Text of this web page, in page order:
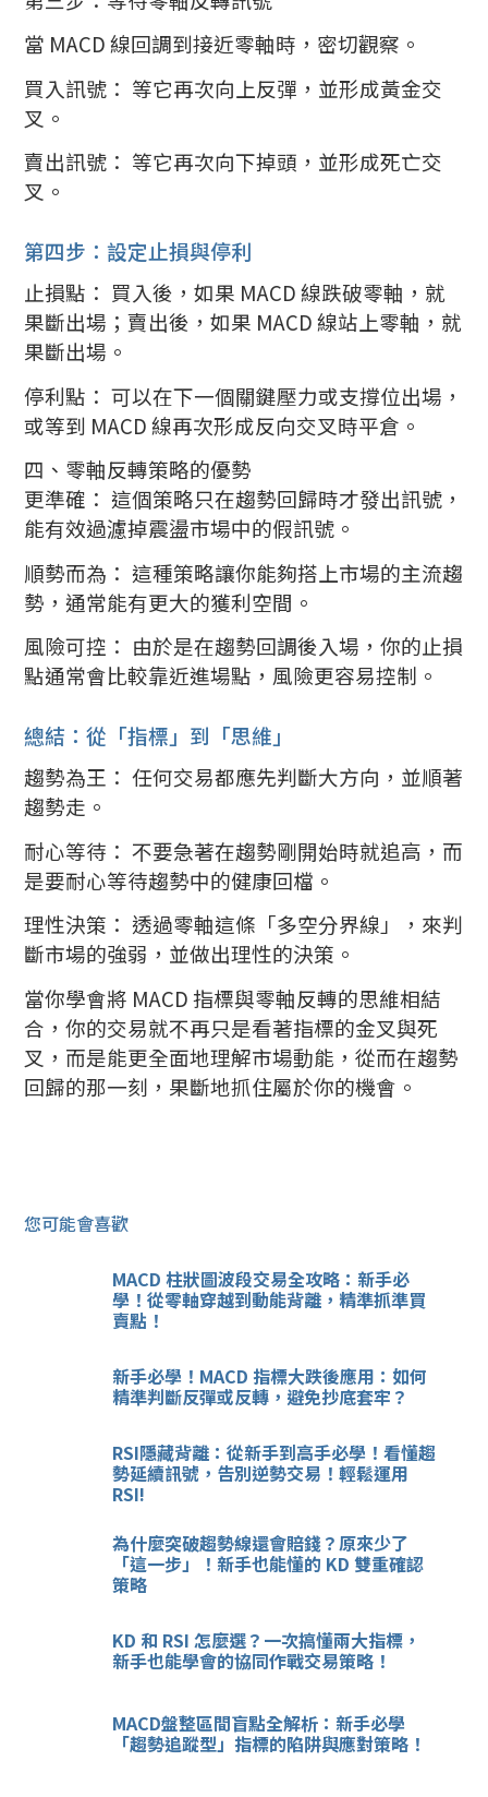
當 MACD 線回調到接近零軸時，密切觀察。
買入訊號： 等它再次向上反彈，並形成黃金交
叉。
賣出訊號： 等它再次向下掉頭，並形成死亡交
叉。
第四步：設定止損與停利
止損點： 買入後，如果 MACD 線跌破零軸，就
果斷出場；賣出後，如果 MACD 線站上零軸，就
果斷出場。
停利點： 可以在下一個關鍵壓力或支撐位出場，
或等到 MACD 線再次形成反向交叉時平倉。
四、零軸反轉策略的優勢
更準確： 這個策略只在趨勢回歸時才發出訊號，
能有效過濾掉震盪市場中的假訊號。
順勢而為： 這種策略讓你能夠搭上市場的主流趨
勢，通常能有更大的獲利空間。
風險可控： 由於是在趨勢回調後入場，你的止損
點通常會比較靠近進場點，風險更容易控制。
總結：從「指標」到「思維」
趨勢為王： 任何交易都應先判斷大方向，並順著
趨勢走。
耐心等待： 不要急著在趨勢剛開始時就追高，而
是要耐心等待趨勢中的健康回檔。
理性決策： 透過零軸這條「多空分界線」，來判
斷市場的強弱，並做出理性的決策。
當你學會將 MACD 指標與零軸反轉的思維相結
合，你的交易就不再只是看著指標的金叉與死
叉，而是能更全面地理解市場動能，從而在趨勢
回歸的那一刻，果斷地抓住屬於你的機會。
您可能會喜歡
MACD 柱狀圖波段交易全攻略：新手必
學！從零軸穿越到動能背離，精準抓準買
賣點！
新手必學！MACD 指標大跌後應用：如何
精準判斷反彈或反轉，避免抄底套牢？
RSI隱藏背離：從新手到高手必學！看懂趨
勢延續訊號，告別逆勢交易！輕鬆運用
RSI!
為什麼突破趨勢線還會賠錢？原來少了
「這一步」！新手也能懂的 KD 雙重確認
策略
KD 和 RSI 怎麼選？一次搞懂兩大指標，
新手也能學會的協同作戰交易策略！
MACD盤整區間盲點全解析：新手必學
「趨勢追蹤型」指標的陷阱與應對策略！